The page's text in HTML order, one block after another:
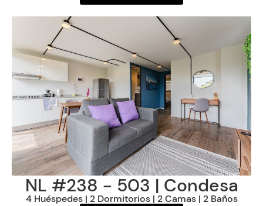
NL #238 - 503 | Condesa
4 Huéspedes | 2 Dormitorios | 2 Camas | 2 Baños